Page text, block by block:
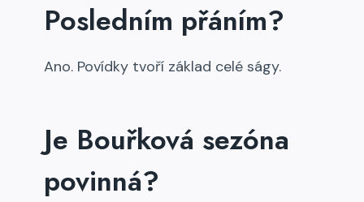
Posledním přáním?
Ano. Povídky tvoří základ celé ságy.
Je Bouřková sezóna
povinná?